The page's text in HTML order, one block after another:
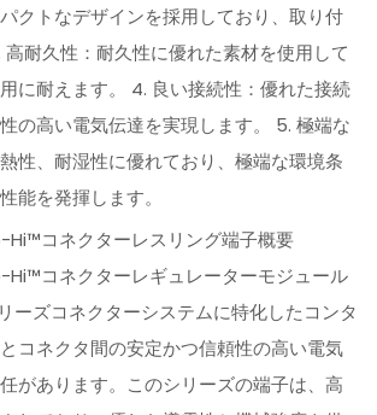
クトなデザインを採用しており、取り付
耐久性：耐久性に優れた素材を使用して
に耐えます。 4. 良い接続性：優れた接続
の高い電気伝達を実現します。 5. 極端な
性、耐湿性に優れており、極端な環境条
能を発揮します。
コネクターレスリング端子概要
コネクターレギュレーターモジュール
ーズコネクターシステムに特化したコンタ
コネクタ間の安定かつ信頼性の高い電気
があります。このシリーズの端子は、高